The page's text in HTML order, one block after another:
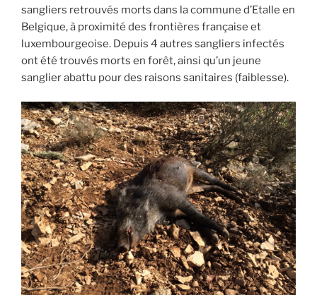
sangliers retrouvés morts dans la commune d’Etalle en
Belgique, à proximité des frontières française et
luxembourgeoise. Depuis 4 autres sangliers infectés
ont été trouvés morts en forêt, ainsi qu’un jeune
sanglier abattu pour des raisons sanitaires (faiblesse).